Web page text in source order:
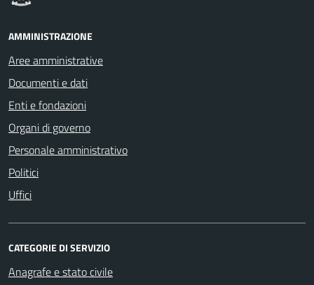
AMMINISTRAZIONE
Aree amministrative
Documenti e dati
Enti e fondazioni
Organi di governo
Personale amministrativo
Politici
Uffici
CATEGORIE DI SERVIZIO
Anagrafe e stato civile